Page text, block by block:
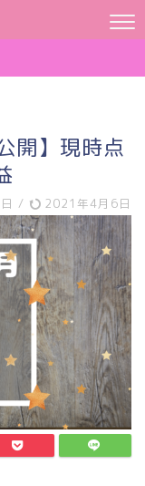
開】現時点
/ 2021年4月6日